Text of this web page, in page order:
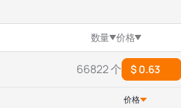
数量 价格
66822 个 $ 0.63
价格